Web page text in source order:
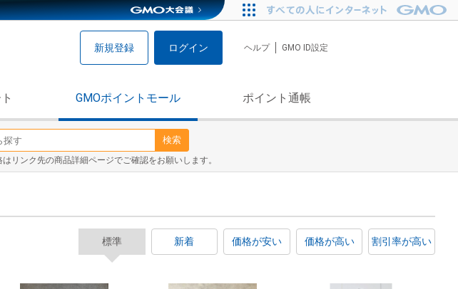
新規登録 ログイン ヘルプ GMO ID設定
GMOポイントモール ポイント通帳
検索
リンク先の商品詳細ページでご確認をお願いします。
標準 新着 価格が安い 価格が高い 割引率が高い